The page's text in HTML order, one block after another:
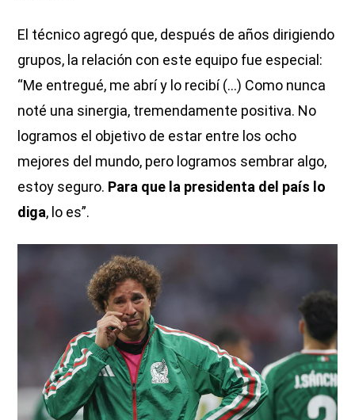
El técnico agregó que, después de años dirigiendo
grupos, la relación con este equipo fue especial:
“Me entregué, me abrí y lo recibí (...) Como nunca
noté una sinergia, tremendamente positiva. No
logramos el objetivo de estar entre los ocho
mejores del mundo, pero logramos sembrar algo,
estoy seguro. Para que la presidenta del país lo
diga, lo es”.